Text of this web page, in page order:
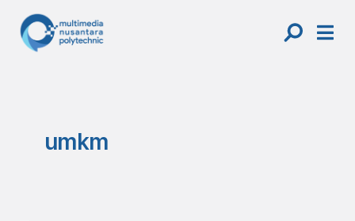
content
umkm